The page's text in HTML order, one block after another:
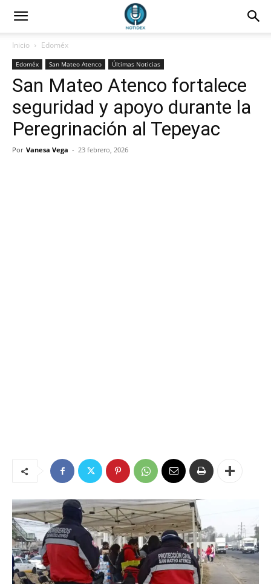
Inicio Edoméx
Edoméx San Mateo Atenco Últimas Noticias
San Mateo Atenco fortalece
seguridad y apoyo durante la
Peregrinación al Tepeyac
Por Vanesa Vega - 23 febrero, 2026